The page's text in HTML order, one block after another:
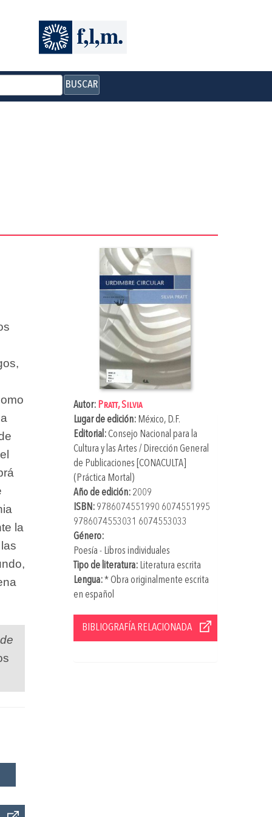
BUSCAR
Autor: Pratt, Silvia
Lugar de edición: México, D.F.
Editorial:Consejo Nacional para la
Cultura y las Artes / Dirección General
de Publicaciones [CONACULTA]
(Práctica Mortal)
Año de edición:2009
ISBN: 9786074551990 6074551995
9786074553031 6074553033
Género:
Poesía - Libros individuales
Tipo de literatura:Literatura escrita
Lengua:* Obra originalmente escrita
en español
BIBLIOGRAFÍA RELACIONADA
la